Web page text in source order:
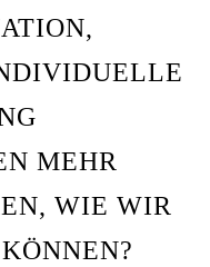
MEHR
WIE WIR